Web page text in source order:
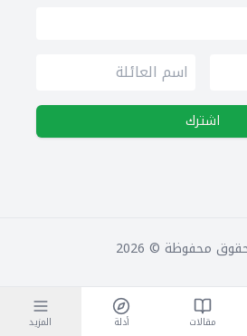
اشترك
محفوظة © 2026
مقالات أدلة المزيد